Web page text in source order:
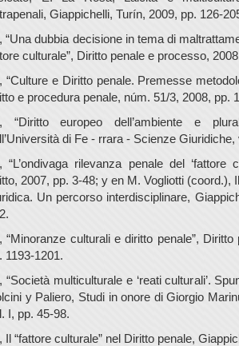
Giappichelli, Turín, 2009, pp. 126-
“Una dubbia decisione in tema di
culturale”, Diritto penale e processo,
“Culture e Diritto penale. Premesse
e procedura penale, núm. 51/3, 2008, pp.
“Diritto europeo dell’ambiente e
di Fe - rrara - Scienze
“L’ondivaga rilevanza penale del ‘fattore
2007, pp. 3-48; y en M. Vogliotti (coord.),
Un percorso interdisciplinare,
“Minoranze culturali e diritto penale”,
1193-1201.
“Società multiculturale e ‘reati culturali’.
y Paliero, Studi in onore di Giorgio
I, pp. 45-98.
Il “fattore culturale” nel Diritto penale,